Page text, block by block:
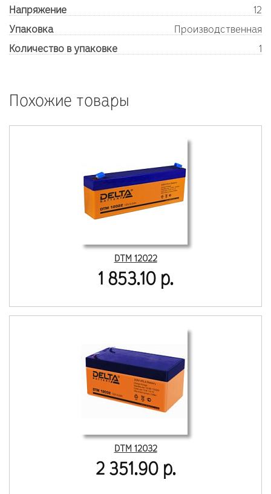
Напряжение
12
Упаковка
Производственная
Количество в упаковке
1
Похожие товары
DTM 12022
1 853.10 р.
DTM 12032
2 351.90 р.